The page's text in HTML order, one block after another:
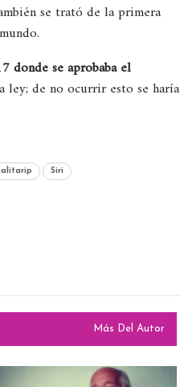
se trató de la primera
donde se aprobaba el
ley; de no ocurrir esto se haría
Siri
Más Del Autor